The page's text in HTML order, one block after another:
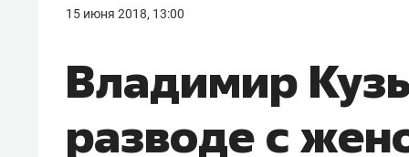
15 июня 2018, 13:00
Владимир
разводе с
правил, бизнес может
потерять минимум